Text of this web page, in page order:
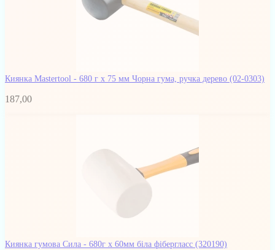
Киянка Mastertool - 680 г x 75 мм Чорна гума, ручка дерево (02-0303)
187,00
Киянка гумова Сила - 680г x 60мм біла фібергласс (320190)